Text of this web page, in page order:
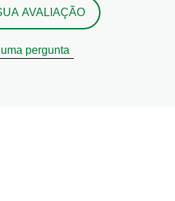
AVALIAÇÃO
pergunta